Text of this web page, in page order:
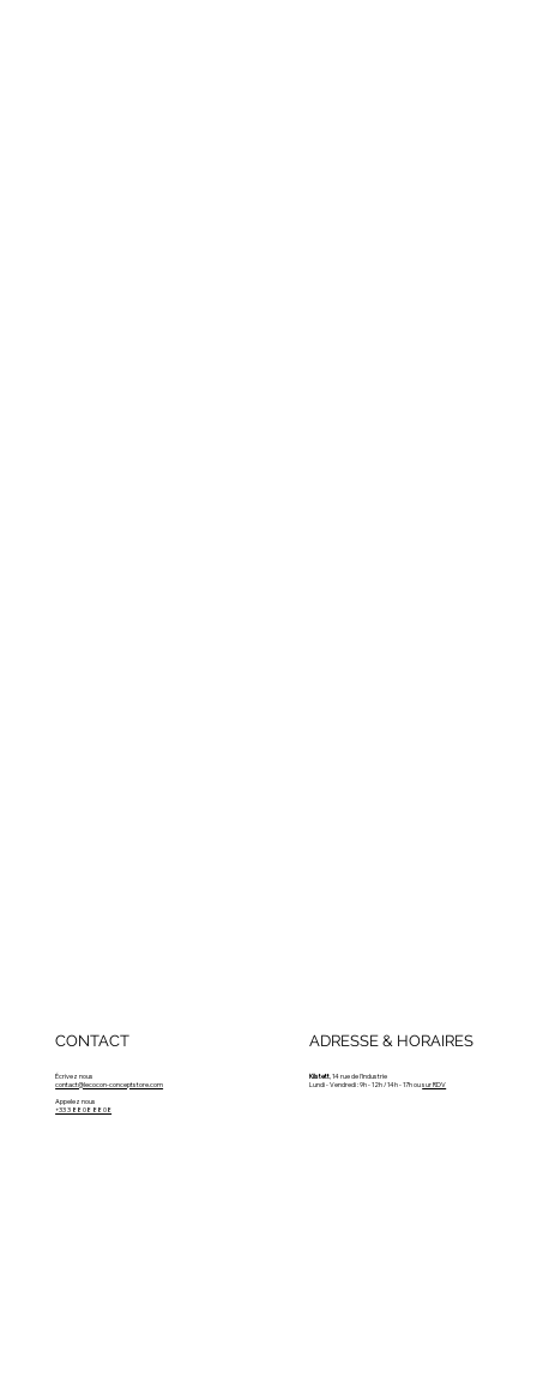
ADRESSE & HORAIRES
CONTACT
Écrivez nous
contact@lecocon-conceptstore.com
Appelez nous
+33 3 88 08 88 08
Kilstett , 14 rue de l'Industrie
Lundi - Vendredi : 9h - 12h / 14h - 17h ousur RDV